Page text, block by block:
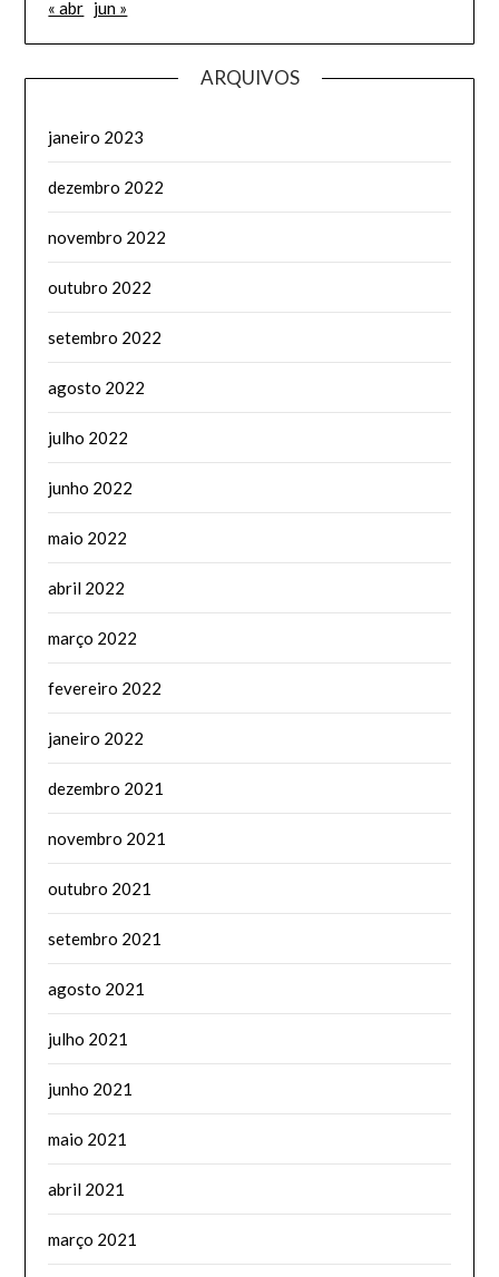
« abr jun »
ARQUIVOS
janeiro 2023
dezembro 2022
novembro 2022
outubro 2022
setembro 2022
agosto 2022
julho 2022
junho 2022
maio 2022
abril 2022
março 2022
fevereiro 2022
janeiro 2022
dezembro 2021
novembro 2021
outubro 2021
setembro 2021
agosto 2021
julho 2021
junho 2021
maio 2021
abril 2021
março 2021